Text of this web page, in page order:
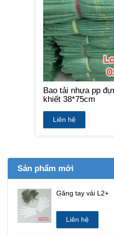
Bao tải nhựa pp
khiết 38*75cm
Liên hệ
Sản phẩm mới
Găng tay vải L2+
Liên hệ